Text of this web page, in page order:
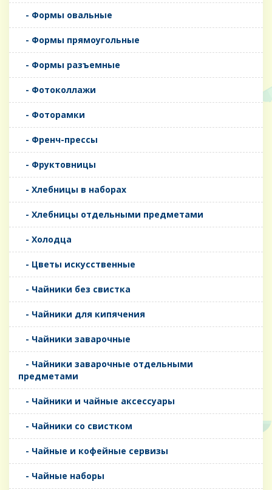
- Формы овальные
- Формы прямоугольные
- Формы разъемные
- Фотоколлажи
- Фоторамки
- Френч-прессы
- Фруктовницы
- Хлебницы в наборах
- Хлебницы отдельными предметами
- Холодца
- Цветы искусственные
- Чайники без свистка
- Чайники для кипячения
- Чайники заварочные
- Чайники заварочные отдельными
предметами
- Чайники и чайные аксессуары
- Чайники со свистком
- Чайные и кофейные сервизы
- Чайные наборы